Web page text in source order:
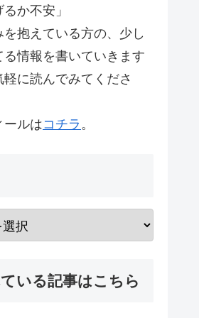
か不安」
抱えている方の、少し
る情報を書いていきます
に読んでみてくださ
ールはコチラ 。
いる記事はこちら